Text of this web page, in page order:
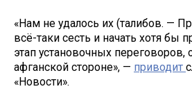
«Нам не удалось их (талибов. —
всё-таки сесть и начать хотя бы
этап установочных
афганской стороне», — приводит
«Новости».